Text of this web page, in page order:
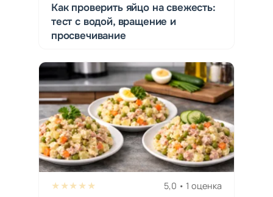
Как проверить яйцо на свежесть:
тест с водой, вращение и
просвечивание
★★★★★ 5,0 • 1 оценка